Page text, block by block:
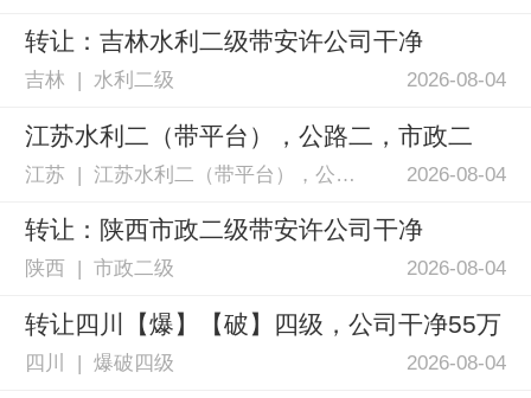
转让：吉林水利二级带安许公司干净
吉林 | 水利二级 2026-08-04
江苏水利二（带平台），公路二，市政二
江苏 | 江苏水利二（带平台），公路二，市政二 2026-08-04
转让：陕西市政二级带安许公司干净
陕西 | 市政二级 2026-08-04
转让四川【爆】【破】四级，公司干净55万
四川 | 爆破四级 2026-08-04